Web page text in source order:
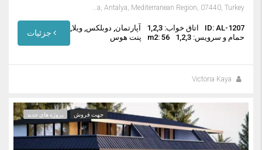
Kargıcak, Alanya, Antalya, Mediterranean Region, 07440, Turkey
ID: AL-1207
اتاق خواب: 1,2,3
حمام و سرویس: 1,2,3
m2: 56
آپارتمان, دوبلکس, ویلا,
پنت هوس
Victoria Kaya
جهت فروش پروژه های جدید